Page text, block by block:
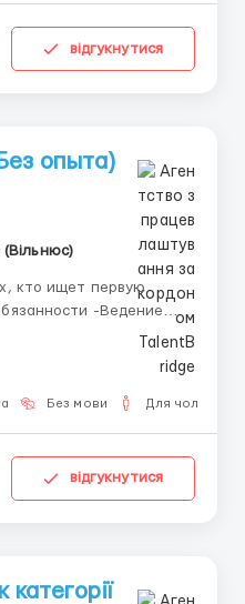
відгукнутися
опыта)
кто ищет первую
-Отправка
звонков и финансовых вложений ...
Без мови Для чоловіків
відгукнутися